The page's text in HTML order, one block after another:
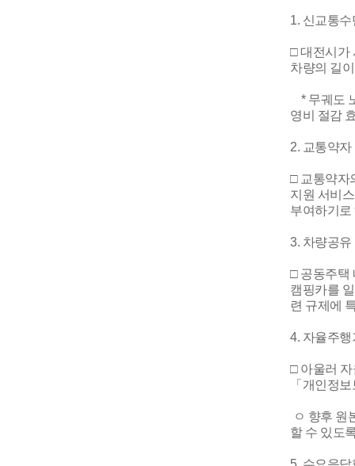
1. 신교통
□ 대전시가
차량의 길
* 무궤도
영비 절감
2. 교통약
□ 교통약자
지원 서비
부여하기로
3. 차량공
□ 공동주택
캠핑카를
련 규제에
4. 자율주
□ 아울러
「개인정
ㅇ 향후 원
할 수 있도